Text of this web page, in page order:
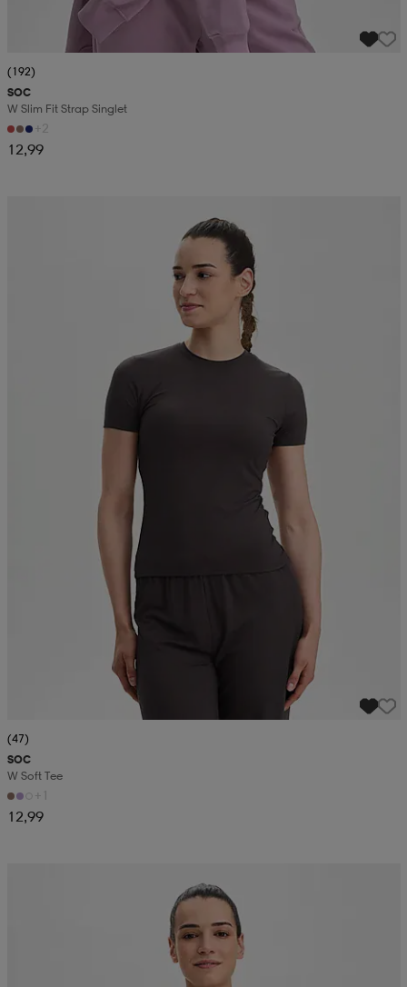
(192)
SOC
W Slim Fit Strap Singlet
+2
12,99
(47)
SOC
W Soft Tee
+1
12,99